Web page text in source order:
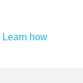
Learn how